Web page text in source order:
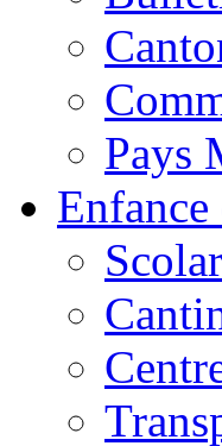
Pays
Enfance